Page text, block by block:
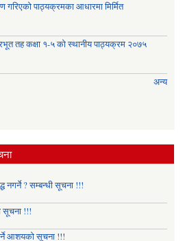
गरिएको पाठ्यक्रमका आधारमा मिर्मित
तह कक्षा १-५ को स्थानीय पाठ्यक्रम २०७५
अन्य
नगर्ने ? सम्बन्धी सूचना !!!
सूचना !!!
आशयकाे सूचना !!!